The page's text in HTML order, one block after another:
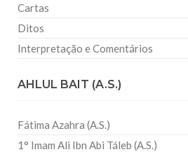
Cartas
Ditos
Interpretação e Comentários
AHLUL BAIT (A.S.)
Fátima Azahra (A.S.)
1° Imam Ali Ibn Abi Táleb (A.S.)